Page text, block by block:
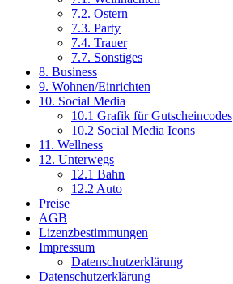
7.2. Ostern
7.3. Party
7.4. Trauer
7.7. Sonstiges
8. Business
9. Wohnen/Einrichten
10. Social Media
10.1 Grafik für Gutscheincodes
10.2 Social Media Icons
11. Wellness
12. Unterwegs
12.1 Bahn
12.2 Auto
Preise
AGB
Lizenzbestimmungen
Impressum
Datenschutzerklärung
Datenschutzerklärung